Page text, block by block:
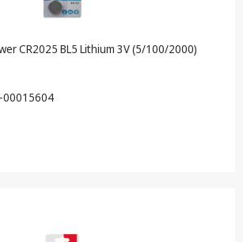
CR2025 BL5 Lithium 3V (5/100/2000)
00015604